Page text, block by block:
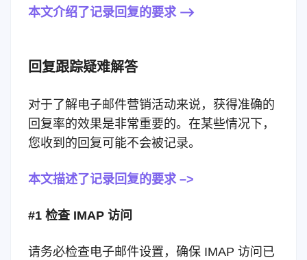
本文介绍了记录回复的要求 –>
回复跟踪疑难解答
对于了解电子邮件营销活动来说，获得准确的
回复率的效果是非常重要的。 在某些情况下，
您收到的回复可能不会被记录。
本文描述了记录回复的要求 –>
#1 检查 IMAP 访问
请务必检查电子邮件设置，确保 IMAP 访问已